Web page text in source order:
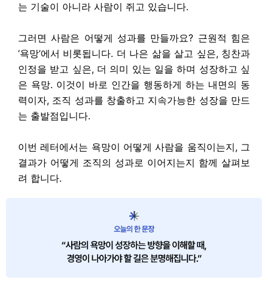
는 기술이 아니라 사람이 쥐고 있습니다.
그러면 사람은 어떻게 성과를 만들까요? 근원적 힘은
‘욕망’에서 비롯됩니다. 더 나은 삶을 살고 싶은, 칭찬과
인정을 받고 싶은, 더 의미 있는 일을 하며 성장하고 싶
은 욕망. 이것이 바로 인간을 행동하게 하는 내면의 동
력이자, 조직 성과를 창출하고 지속가능한 성장을 만드
는 출발점입니다.
이번 레터에서는 욕망이 어떻게 사람을 움직이는지, 그
결과가 어떻게 조직의 성과로 이어지는지 함께 살펴보
려 합니다.